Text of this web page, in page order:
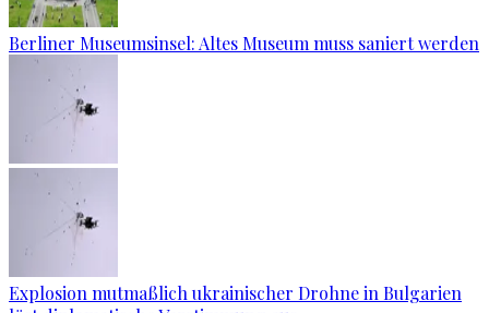
Berliner Museumsinsel: Altes Museum muss saniert werden
Explosion mutmaßlich ukrainischer Drohne in Bulgarien